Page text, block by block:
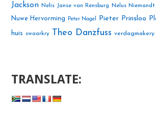
Jackson Nelis Janse van Rensburg Nelus Niemandt
Nuwe Hervorming
Peter Nagel Pieter Prinsloo
huis swaarkry Theo Danzfuss verdagmakery
TRANSLATE: